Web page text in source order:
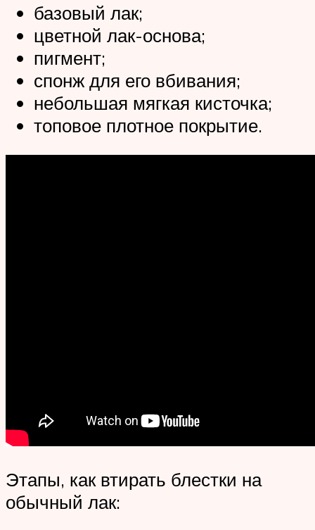
базовый лак;
цветной лак-основа;
пигмент;
спонж для его вбивания;
небольшая мягкая кисточка;
топовое плотное покрытие.
Этапы, как втирать блестки на
обычный лак: